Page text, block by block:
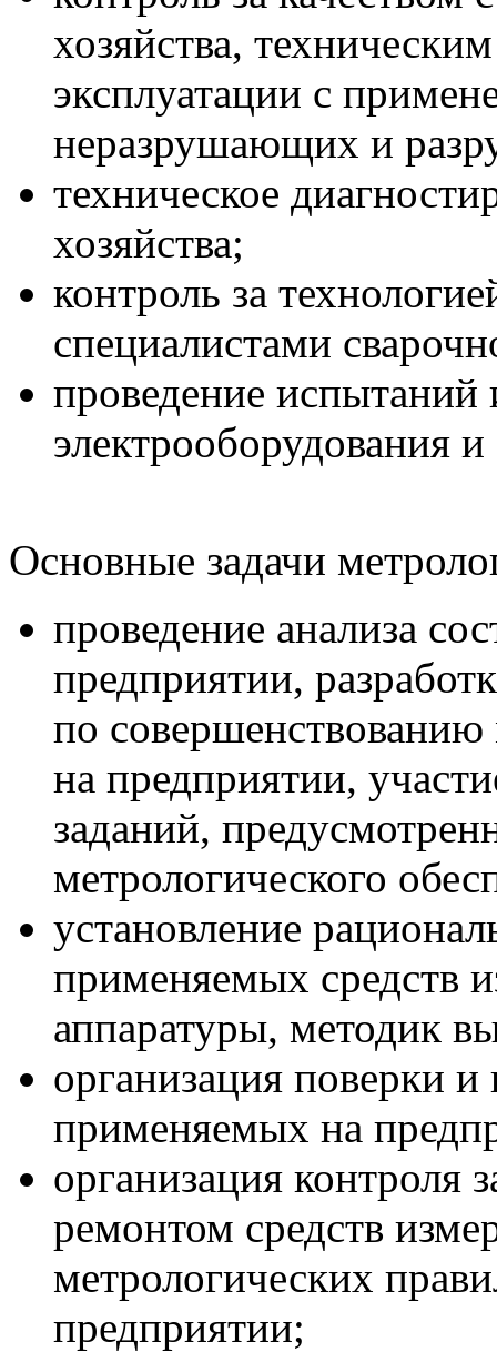
хозяйства,
эксплуатации с
неразрушающих и
техническое
хозяйства;
контроль за
специалистами
проведение
электрооборудования
Основные задачи
проведение анализа
предприятии,
по совершенствованию
на предприятии,
заданий,
метрологического
установление
применяемых средств
аппаратуры, методик
организация поверки
применяемых на
организация контроля
ремонтом средств
метрологических
предприятии;